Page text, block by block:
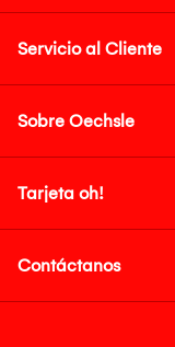
Servicio al Cliente
Sobre Oechsle
Tarjeta oh!
Contáctanos